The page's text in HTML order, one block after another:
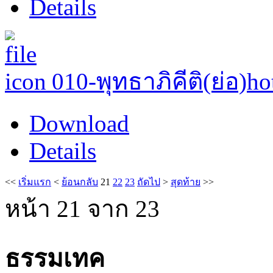
Details
010-พุทธาภิคีติ(ย่อ)
Download
Details
<< เริ่มแรก < ย้อนกลับ 21 22 23 ถัดไป > สุดท้าย >>
หน้า 21 จาก 23
ธรรมเทค